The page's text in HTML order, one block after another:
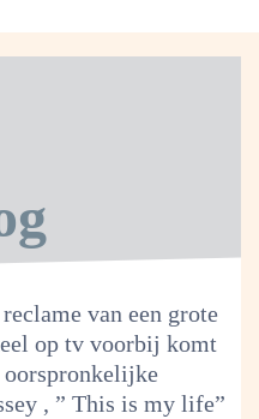
van een grote
op tv voorbij komt
oorspronkelijke
, ” This is my life”